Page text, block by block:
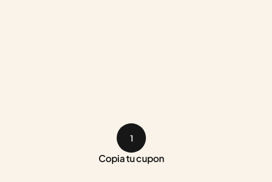
1
Copia tu cupon